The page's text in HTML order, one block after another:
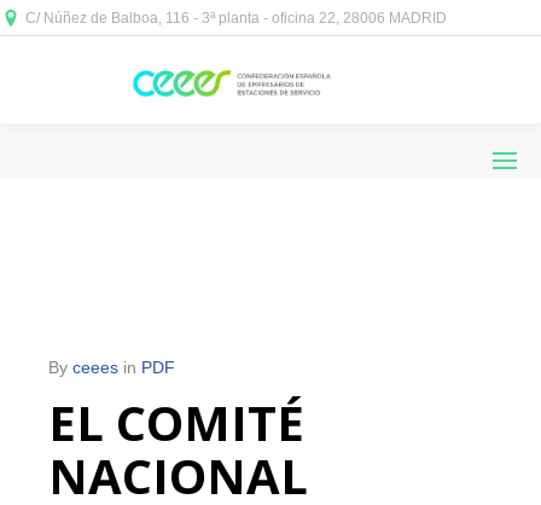
C/ Núñez de Balboa, 116 - 3ª planta - oficina 22, 28006 MADRID
By ceees in PDF
EL COMITÉ
NACIONAL